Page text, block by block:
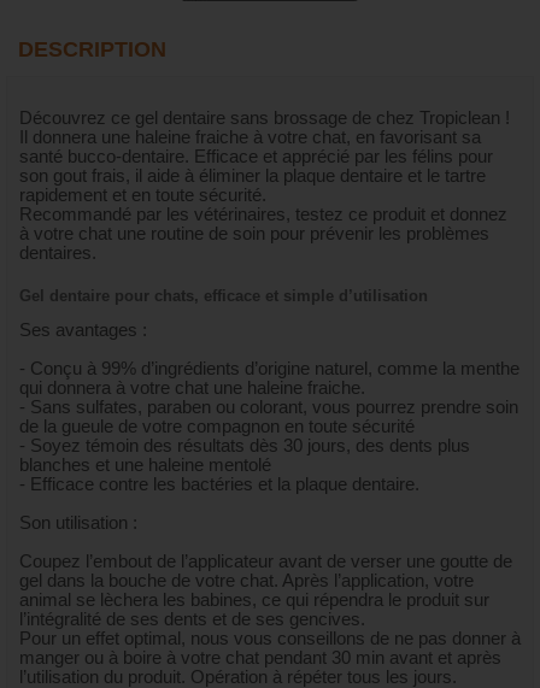
DESCRIPTION
Découvrez ce gel dentaire sans brossage de chez Tropiclean !
Il donnera une haleine fraiche à votre chat, en favorisant sa
santé bucco-dentaire. Efficace et apprécié par les félins pour
son gout frais, il aide à éliminer la plaque dentaire et le tartre
rapidement et en toute sécurité.
Recommandé par les vétérinaires, testez ce produit et donnez
à votre chat une routine de soin pour prévenir les problèmes
dentaires.
Gel dentaire pour chats, efficace et simple d’utilisation
Ses avantages :
- Conçu à 99% d’ingrédients d’origine naturel, comme la menthe
qui donnera à votre chat une haleine fraiche.
- Sans sulfates, paraben ou colorant, vous pourrez prendre soin
de la gueule de votre compagnon en toute sécurité
- Soyez témoin des résultats dès 30 jours, des dents plus
blanches et une haleine mentolé
- Efficace contre les bactéries et la plaque dentaire.
Son utilisation :
Coupez l’embout de l’applicateur avant de verser une goutte de
gel dans la bouche de votre chat. Après l’application, votre
animal se lèchera les babines, ce qui répendra le produit sur
l’intégralité de ses dents et de ses gencives.
Pour un effet optimal, nous vous conseillons de ne pas donner à
manger ou à boire à votre chat pendant 30 min avant et après
l’utilisation du produit. Opération à répéter tous les jours.